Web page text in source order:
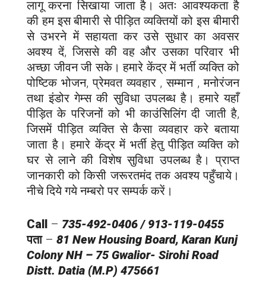
लागू करना सिखाया जाता है। अतः आवश्यकता है
की हम इस बीमारी से पीड़ित व्यक्तियों को इस बीमारी
से उभरने में सहायता कर उसे सुधार का अवसर
अवश्य दें, जिससे की वह और उसका परिवार भी
अच्छा जीवन जी सके। हमारे केंद्र में भर्ती व्यक्ति को
पोष्टिक भोजन, प्रेमवत व्यवहार , सम्मान , मनोरंजन
तथा इंडोर गेम्स की सुविधा उपलब्ध है। हमारे यहाँ
पीड़ित के परिजनों को भी काउंसिलिंग दी जाती है,
जिसमें पीड़ित व्यक्ति से कैसा व्यवहार करे बताया
जाता है। हमारे केंद्र में भर्ती हेतु पीड़ित व्यक्ति को
घर से लाने की विशेष सुविधा उपलब्ध है। प्राप्त
जानकारी को किसी जरूरतमंद तक अवश्य पहुँचाये।
नीचे दिये गये नम्बरो पर सम्पर्क करें।
Call – 735-492-0406 / 913-119-0455
पता– 81 New Housing Board, Karan Kunj
Colony NH – 75 Gwalior- SirohiRoad
Distt. Datia (M.P) 475661